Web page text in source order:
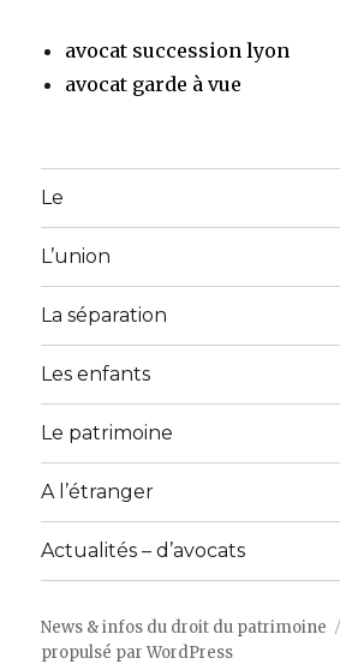
avocat succession lyon
avocat garde à vue
Le
L’union
La séparation
Les enfants
Le patrimoine
A l’étranger
Actualités – d’avocats
News & infos du droit du patrimoine
propulsé par WordPress